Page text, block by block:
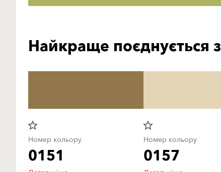
Найкраще поєднується з
star_border
Номер кольору
0151
star_border
Номер кольору
0157